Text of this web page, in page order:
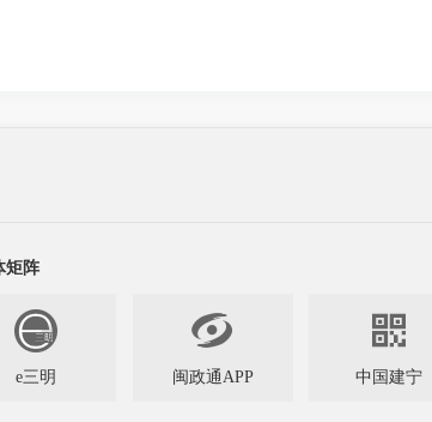
矩阵
e三明

闽政通APP

中国建宁